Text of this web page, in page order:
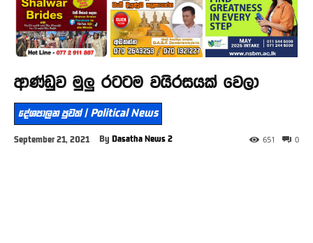
ආණ්ඩුව මුලු රටටම වයිරසයක් වෙලා
දේශපාලන පුවත් | Political News
September 21, 2021 By Dasatha News 2 0
651